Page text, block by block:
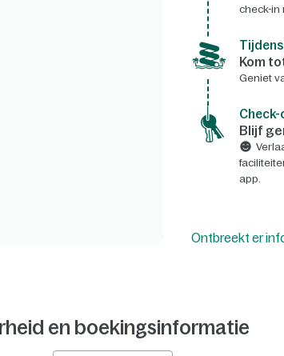
check-in
Kom
Geniet
Check-
Blijf
app.
Ontbreekt er
en boekingsinformatie